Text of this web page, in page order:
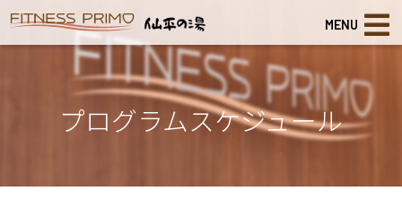
MENU
プログラムスケジュール